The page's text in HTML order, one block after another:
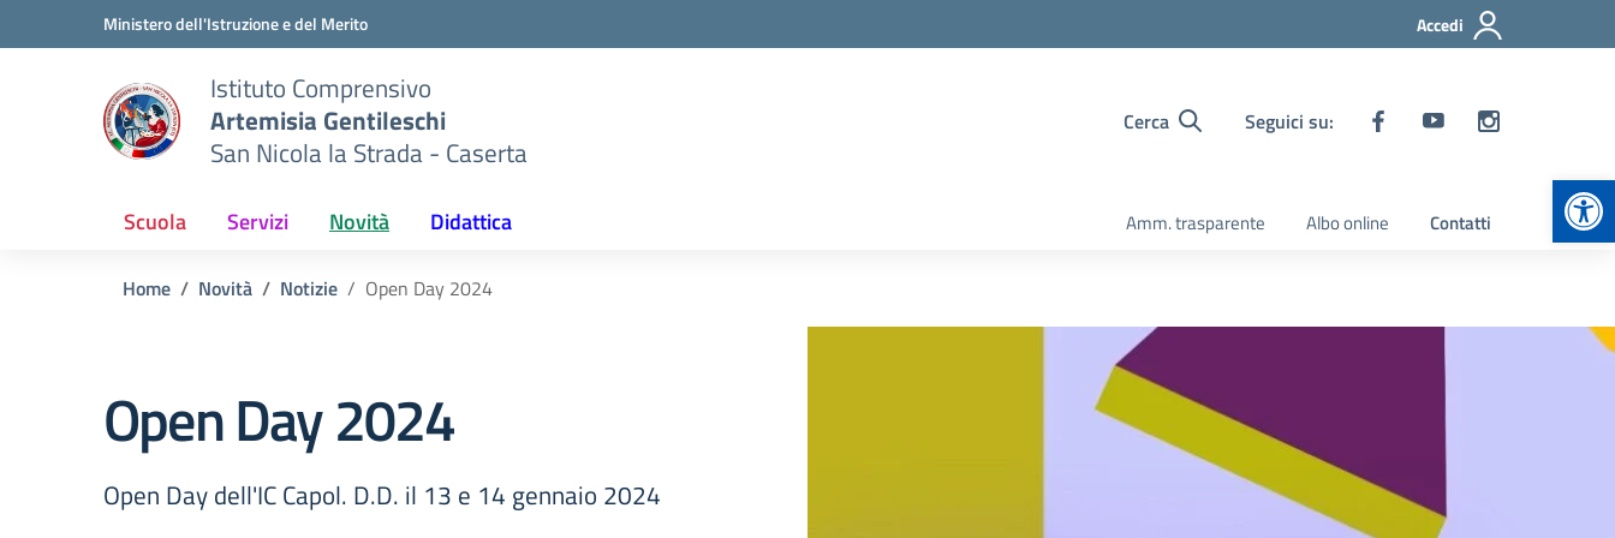
Vai ai contenuti
Vai al menu di navigazioneMinistero dell'Istruzione e del Merito Accedi
Istituto Comprensivo
Artemisia Gentileschi
San Nicola la Strada - Caserta
Cerca Seguici su:
Scuola Servizi Novità Didattica Amm. trasparente Albo online Contatti
Home Novità Notizie Open Day 2024
Open Day 2024
Open Day dell'IC Capol. D.D. il 13 e 14 gennaio 2024